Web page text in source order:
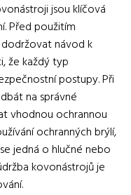
jsou klíčová
Před použitím
návod k
že každý typ
postupy. Při
na správné
vhodnou ochrannou
ochranných brýlí,
jedná o hlučné nebo
kovonástrojů je